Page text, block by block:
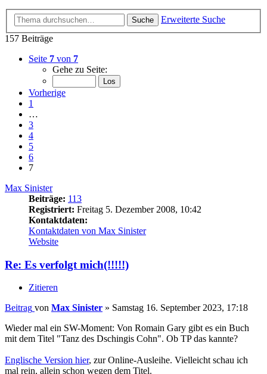
Suche
Erweiterte Suche
157 Beiträge
Seite 7 von 7
Gehe zu Seite:
Vorherige
1
…
3
4
5
6
7
Max Sinister
Beiträge: 113
Registriert: Freitag 5. Dezember 2008, 10:42
Kontaktdaten:
Kontaktdaten von Max Sinister
Website
Re: Es verfolgt mich(!!!!!)
Zitieren
Beitrag von Max Sinister » Samstag 16. September 2023, 17:18
Wieder mal ein SW-Moment: Von Romain Gary gibt es ein Buch
mit dem Titel "Tanz des Dschingis Cohn". Ob TP das kannte?
Englische Version hier, zur Online-Ausleihe. Vielleicht schau ich
mal rein, allein schon wegen dem Titel.